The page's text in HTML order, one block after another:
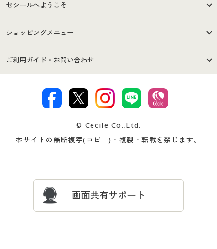
セシールへようこそ
はじめての方へ
セシールご利用規約
著作権・商標について 会社案内
ショッピングメニュー
商品カテゴリ
プレゼント＆キャンペーン サイトマップ
ご利用ガイド・お問い合わせ
交換・返品は お支払は
ついて
忘れの場合
© Cecile Co.,Ltd.
本サイトの無断複写(コピー)・複製・転載を禁じます。
画面共有サポート